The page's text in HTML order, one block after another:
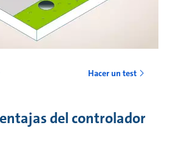
Hacer un test
del controlador